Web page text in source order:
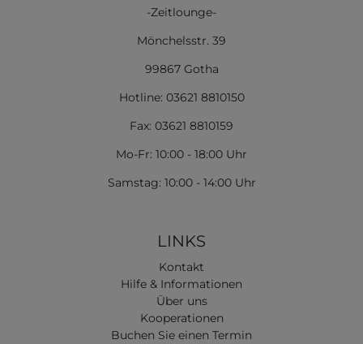
-Zeitlounge-
Mönchelsstr. 39
99867 Gotha
Hotline: 03621 8810150
Fax: 03621 8810159
Mo-Fr: 10:00 - 18:00 Uhr
Samstag: 10:00 - 14:00 Uhr
LINKS
Kontakt
Hilfe & Informationen
Über uns
Kooperationen
Buchen Sie einen Termin